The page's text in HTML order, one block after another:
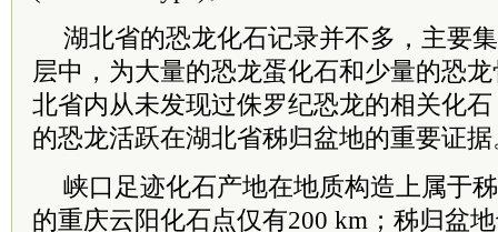
湖北省的恐龙化石记录并不多，主要
层中，为大量的恐龙蛋化石和少量的恐
北省内从未发现过侏罗纪恐龙的相关化
的恐龙活跃在湖北省秭归盆地的重要证据
峡口足迹化石产地在地质构造上属于
的重庆云阳化石点仅有200 km；秭归盆